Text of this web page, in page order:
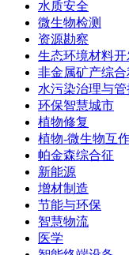
水质安全
微生物检测
资源勘察
生态环境材料开
非金属矿产综合
水污染治理与管
环保智慧城市
植物修复
植物-微生物互
帕金森综合征
新能源
增材制造
节能与环保
智慧物流
医学